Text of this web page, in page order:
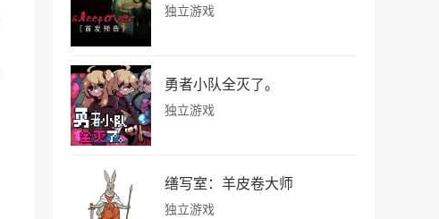
独立游戏
勇者小队全灭了。
独立游戏
缮写室：羊皮卷大师
独立游戏